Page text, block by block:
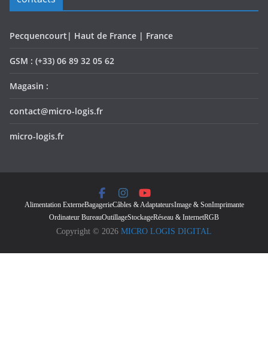
Pecquencourt| Haut de France | France
GSM : (+33) 06 89 32 05 62
Magasin :
contact@micro-logis.fr
micro-logis.fr
Alimentation ExterneBagagerieCâbles & AdaptateursImage & SonImprimante
Ordinateur BureauOutillageStockageRéseau & InternetRGB
Copyright © 2026 MICRO LOGIS DIGITAL